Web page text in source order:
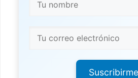
Suscribirme